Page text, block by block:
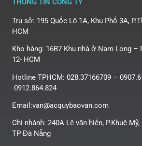
THÔNG TIN CÔNG TY
Trụ sở: 195 Quốc Lộ 1A, Khu Phố 3A,
HCM
Kho hàng: 16B7 Khu nhà ở Nam Long –
12- HCM
Hotline TPHCM: 028.37166709 –
0912.864.824
Email:van@acquybaovan.com
Chi nhánh: 240A Lê văn hiến, P.Khuê
TP Đà Nẵng